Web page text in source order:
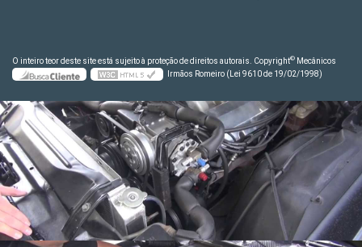
O inteiro teor deste site está sujeito à proteção de direitos autorais. Copyright© Mecânicos
Irmãos Romeiro (Lei 9610 de 19/02/1998)